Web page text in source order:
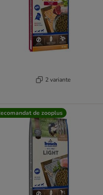
2 variante
de zooplus